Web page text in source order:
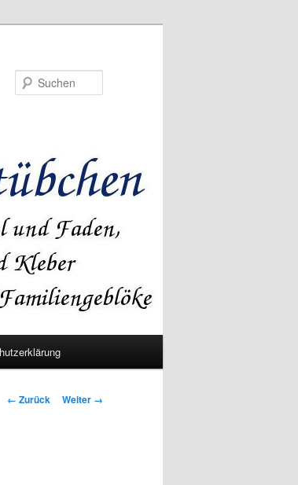
Bilder-
← Zurück Weiter →